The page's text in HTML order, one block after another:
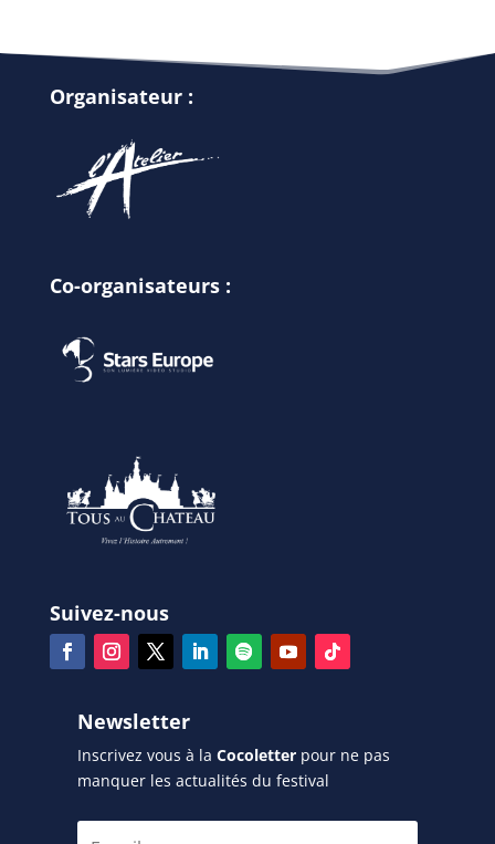
Organisateur :
Co-organisateurs :
Suivez-nous
Newsletter
Inscrivez vous à la Cocoletterpour ne pas
manquer les actualités du festival